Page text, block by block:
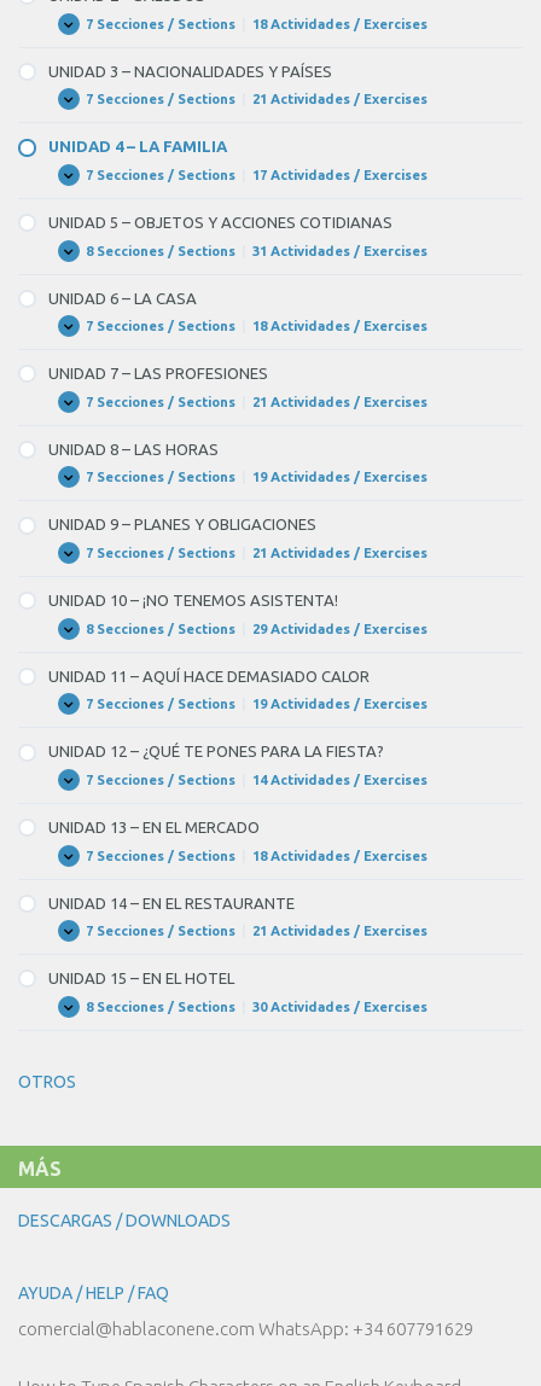
PRESENTACIONES
Expandir
UNIDAD
–
SALUDOS
7 Secciones / Sections 18 Actividades / Exercises
UNIDAD 3 – NACIONALIDADES Y PAÍSES
Expandir
UNIDAD
–
NACIONALIDADES
Y
PAÍSES
7 Secciones / Sections 21 Actividades / Exercises
UNIDAD 4 – LA FAMILIA
Expandir
UNIDAD
–
LA
FAMILIA
7 Secciones / Sections 17 Actividades / Exercises
UNIDAD 5 – OBJETOS Y ACCIONES COTIDIANAS
Expandir
UNIDAD
–
OBJETOS
Y
ACCIONES
8 Secciones / Sections 31 Actividades / Exercises
UNIDAD 6 – LA CASA
Expandir
UNIDAD
–
LA
CASA
7 Secciones / Sections 18 Actividades / Exercises
UNIDAD 7 – LAS PROFESIONES
Expandir
UNIDAD
–
LAS
PROFESIONES
7 Secciones / Sections 21 Actividades / Exercises
UNIDAD 8 – LAS HORAS
Expandir
UNIDAD
–
LAS
HORAS
7 Secciones / Sections 19 Actividades / Exercises
UNIDAD 9 – PLANES Y OBLIGACIONES
Expandir
UNIDAD
–
PLANES
Y
OBLIGACIONES
7 Secciones / Sections 21 Actividades / Exercises
UNIDAD 10 – ¡NO TENEMOS ASISTENTA!
Expandir
UNIDAD
–
¡NO
TENEMOS
ASISTENTA!
8 Secciones / Sections 29 Actividades / Exercises
UNIDAD 11 – AQUÍ HACE DEMASIADO CALOR
Expandir
UNIDAD
–
AQUÍ
HACE
DEMASIADO
7 Secciones / Sections 19 Actividades / Exercises
UNIDAD 12 – ¿QUÉ TE PONES PARA LA FIESTA?
Expandir
UNIDAD
–
¿QUÉ
TE
PONES
LA
FIESTA?
7 Secciones / Sections 14 Actividades / Exercises
UNIDAD 13 – EN EL MERCADO
Expandir
UNIDAD
–
EN
EL
MERCADO
7 Secciones / Sections 18 Actividades / Exercises
UNIDAD 14 – EN EL RESTAURANTE
Expandir
UNIDAD
–
EN
EL
RESTAURANTE
7 Secciones / Sections 21 Actividades / Exercises
UNIDAD 15 – EN EL HOTEL
Expandir
UNIDAD
EL
8 Secciones / Sections 30 Actividades / Exercises
OTROS
MÁS
DESCARGAS / DOWNLOADS
AYUDA / HELP / FAQ
comercial@hablaconene.com WhatsApp: +34 607791629